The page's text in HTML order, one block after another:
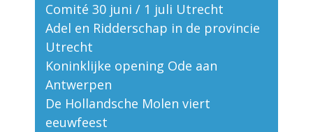
Comité 30 juni / 1 juli Utrecht
Adel en Ridderschap in de provincie
Utrecht
Koninklijke opening Ode aan
Antwerpen
De Hollandsche Molen viert
eeuwfeest